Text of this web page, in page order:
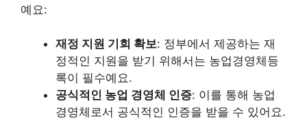
예요:
재정 지원 기회 확보: 정부에서 제공하는 재
정적인 지원을 받기 위해서는 농업경영체등
록이 필수예요.
공식적인 농업 경영체 인증: 이를 통해 농업
경영체로서 공식적인 인증을 받을 수 있어요.